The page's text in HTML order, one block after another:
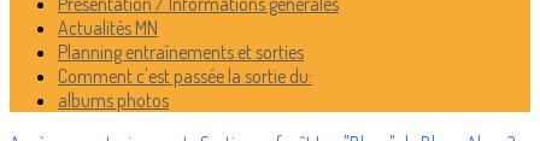
Actualités MN
Planning entraînements et sorties
Comment c'est passée la sortie du:
albums photos